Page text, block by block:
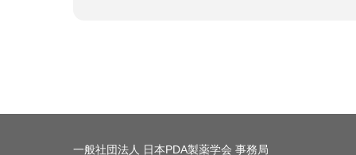
一般社団法人 日本PDA製薬学会 事務局